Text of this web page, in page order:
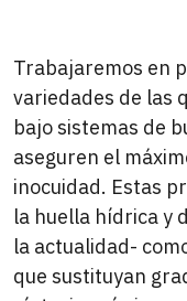
Trabajaremos en
variedades de las
bajo sistemas de
aseguren el
inocuidad. Estas
la huella hídrica y
la actualidad-
que sustituyan